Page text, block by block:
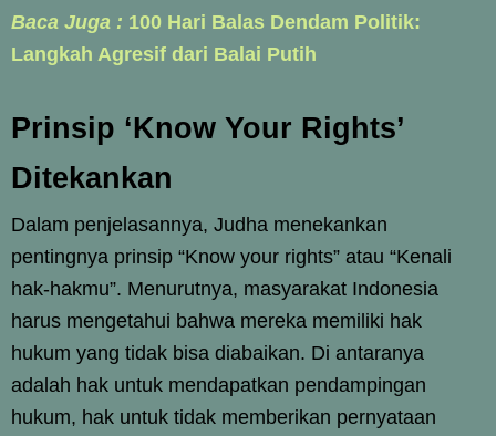
Baca Juga : 100 Hari Balas Dendam Politik:
Langkah Agresif dari Balai Putih
Prinsip ‘Know Your Rights’
Ditekankan
Dalam penjelasannya, Judha menekankan
pentingnya prinsip “Know your rights” atau “Kenali
hak-hakmu”. Menurutnya, masyarakat Indonesia
harus mengetahui bahwa mereka memiliki hak
hukum yang tidak bisa diabaikan. Di antaranya
adalah hak untuk mendapatkan pendampingan
hukum, hak untuk tidak memberikan pernyataan